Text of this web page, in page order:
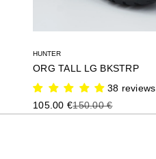
HUNTER
ORG TALL LG BKSTRP
38 reviews
Precio de oferta
105.00 €Precio anterior
150.00 €